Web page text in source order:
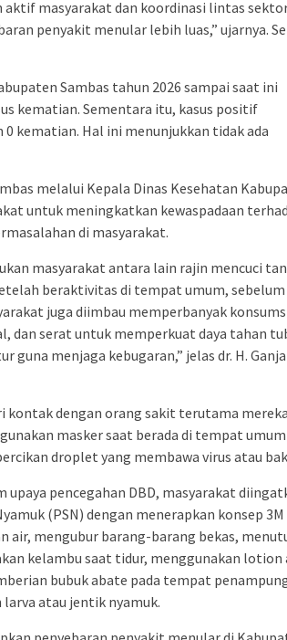
aktif masyarakat dan koordinasi lintas
penyakit menular lebih luas,” ujarnya.
Sambas tahun 2026 sampai saat ini
kematian. Sementara itu, kasus positif
0 kematian. Hal ini menunjukkan tidak ada
melalui Kepala Dinas Kesehatan
untuk meningkatkan kewaspadaan
di masyarakat.
masyarakat antara lain rajin mencuci
beraktivitas di tempat umum, sebelum
juga diimbau memperbanyak
dan serat untuk memperkuat daya tahan
menjaga kebugaran,” jelas dr. H.
dengan orang sakit terutama mereka
masker saat berada di tempat umum
droplet yang membawa virus atau
pencegahan DBD, masyarakat
(PSN) dengan menerapkan konsep 3M
air, mengubur barang-barang bekas,
kelambu saat tidur, menggunakan lotion
bubuk abate pada tempat
atau jentik nyamuk.